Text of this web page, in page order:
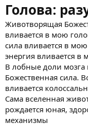
Голова:
Животворящая
вливается в мою
сила вливается в
энергия вливается в
В лобные доли мозга
Божественная сила.
вливается
Сама вселенная
рождается юная,
механизмы